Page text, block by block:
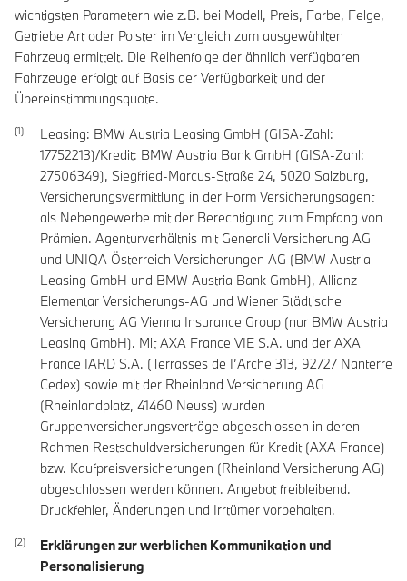
wichtigsten Parametern wie z.B. bei Modell, Preis, Farbe, Felge,
Getriebe Art oder Polster im Vergleich zum ausgewählten
Fahrzeug ermittelt. Die Reihenfolge der ähnlich verfügbaren
Fahrzeuge erfolgt auf Basis der Verfügbarkeit und der
Übereinstimmungsquote.
Leasing: BMW Austria Leasing GmbH (GISA-Zahl:
17752213)/Kredit: BMW Austria Bank GmbH (GISA-Zahl:
27506349), Siegfried-Marcus-Straße 24, 5020 Salzburg,
Versicherungsvermittlung in der Form Versicherungsagent
als Nebengewerbe mit der Berechtigung zum Empfang von
Prämien. Agenturverhältnis mit Generali Versicherung AG
und UNIQA Österreich Versicherungen AG (BMW Austria
Leasing GmbH und BMW Austria Bank GmbH), Allianz
Elementar Versicherungs-AG und Wiener Städtische
Versicherung AG Vienna Insurance Group (nur BMW Austria
Leasing GmbH). Mit AXA France VIE S.A. und der AXA
France IARD S.A. (Terrasses de I’Arche 313, 92727 Nanterre
Cedex) sowie mit der Rheinland Versicherung AG
(Rheinlandplatz, 41460 Neuss) wurden
Gruppenversicherungsverträge abgeschlossen in deren
Rahmen Restschuldversicherungen für Kredit (AXA France)
bzw. Kaufpreisversicherungen (Rheinland Versicherung AG)
abgeschlossen werden können. Angebot freibleibend.
Druckfehler, Änderungen und Irrtümer vorbehalten.
Erklärungen zur werblichen Kommunikation und
Personalisierung